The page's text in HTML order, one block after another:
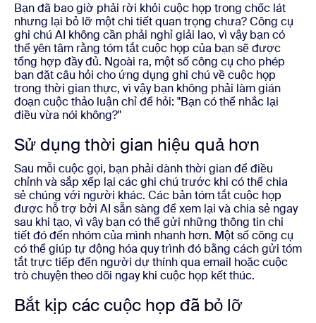
Bạn đã bao giờ phải rời khỏi cuộc họp trong chốc lát
nhưng lại bỏ lỡ một chi tiết quan trọng chưa? Công cụ
ghi chú AI không cần phải nghỉ giải lao, vì vậy bạn có
thể yên tâm rằng tóm tắt cuộc họp của bạn sẽ được
tổng hợp đầy đủ. Ngoài ra, một số công cụ cho phép
bạn đặt câu hỏi cho ứng dụng ghi chú về cuộc họp
trong thời gian thực, vì vậy bạn không phải làm gián
đoạn cuộc thảo luận chỉ để hỏi: "Bạn có thể nhắc lại
điều vừa nói không?"
Sử dụng thời gian hiệu quả hơn
Sau mỗi cuộc gọi, bạn phải dành thời gian để điều
chỉnh và sắp xếp lại các ghi chú trước khi có thể chia
sẻ chúng với người khác. Các bản tóm tắt cuộc họp
được hỗ trợ bởi AI sẵn sàng để xem lại và chia sẻ ngay
sau khi tạo, vì vậy bạn có thể gửi những thông tin chi
tiết đó đến nhóm của mình nhanh hơn. Một số công cụ
có thể giúp tự động hóa quy trình đó bằng cách gửi tóm
tắt trực tiếp đến người dự thính qua email hoặc cuộc
trò chuyện theo dõi ngay khi cuộc họp kết thúc.
Bắt kịp các cuộc họp đã bỏ lỡ